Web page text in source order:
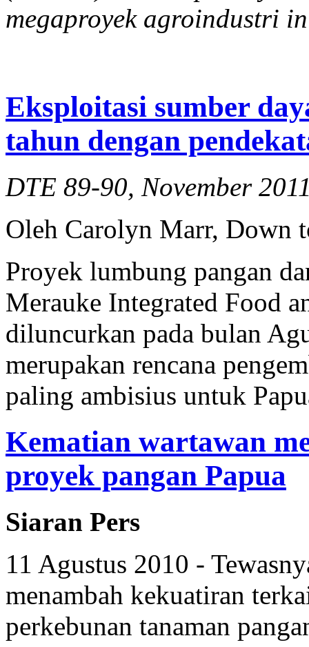
megaproyek agroindustri
Eksploitasi sumber
tahun dengan
DTE 89-90, November
Oleh Carolyn Marr, Down
Proyek lumbung pangan
Merauke Integrated Food
diluncurkan pada bulan
merupakan rencana
paling ambisius untuk
Kematian wartawan
proyek pangan Papua
Siaran Pers
11 Agustus 2010 -
menambah kekuatiran
perkebunan tanaman